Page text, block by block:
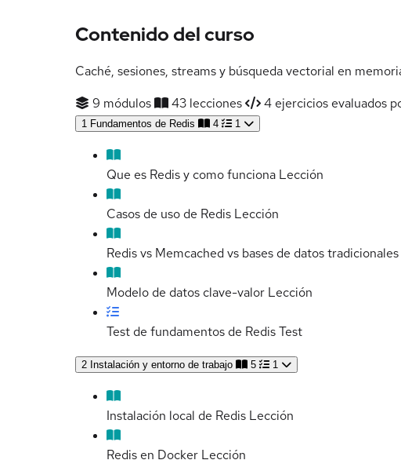
Contenido del curso
Caché, sesiones, streams y búsqueda vectorial en
9 módulos
43 lecciones 4 ejercicios evaluados
1 Fundamentos de Redis 4 1
Que es Redis y como funciona Lección
Casos de uso de Redis Lección
Redis vs Memcached vs bases de datos tradicionales
Modelo de datos clave-valor Lección
Test de fundamentos de RedisTest
2 Instalación y entorno de trabajo 5 1
Instalación local de Redis Lección
Redis en Docker Lección